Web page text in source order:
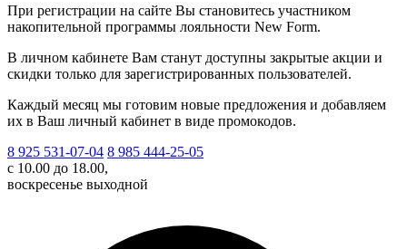
При регистрации на сайте Вы становитесь участником
накопительной программы лояльности New Form.
В личном кабинете Вам станут доступны закрытые акции и
скидки только для зарегистрированных пользователей.
Каждый месяц мы готовим новые предложения и добавляем
их в Ваш личный кабинет в виде промокодов.
8 925 531-07-04 8 985 444-25-05
с 10.00 до 18.00,
воскресенье выходной